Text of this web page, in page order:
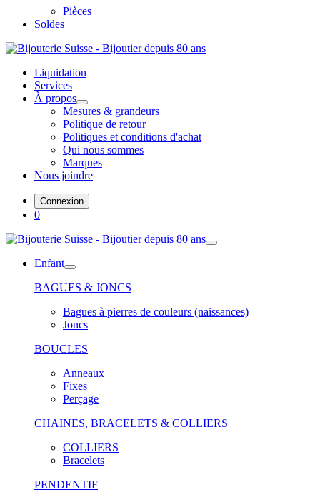
Pièces
Soldes
Liquidation
Services
À propos
Mesures & grandeurs
Politique de retour
Politiques et conditions d'achat
Qui nous sommes
Marques
Nous joindre
Connexion
0
Enfant
BAGUES & JONCS
Bagues à pierres de couleurs (naissances)
Joncs
BOUCLES
Anneaux
Fixes
Perçage
CHAINES, BRACELETS & COLLIERS
COLLIERS
Bracelets
PENDENTIF